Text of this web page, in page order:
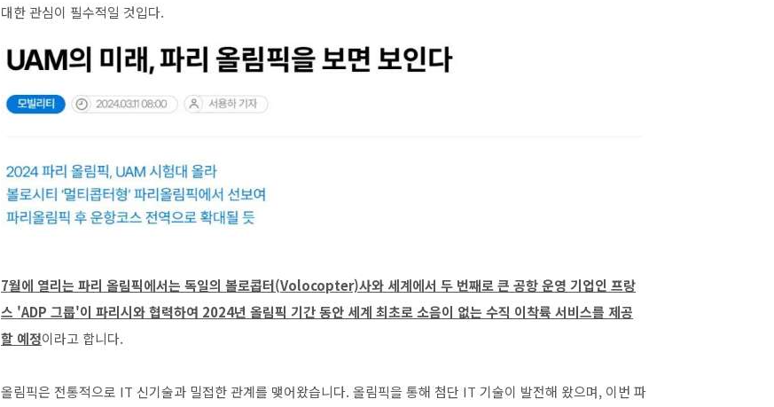
대한 관심이 필수적일 것입다.
7월에 열리는 파리 올림픽에서는 독일의 볼로콥터(Volocopter)사와 세계에서 두 번째로 큰 공항 운영 기업인 프랑
스 'ADP 그룹'이 파리시와 협력하여 2024년 올림픽 기간 동안 세계 최초로 소음이 없는 수직 이착륙 서비스를 제공
할 예정이라고 합니다.
올림픽은 전통적으로 IT 신기술과 밀접한 관계를 맺어왔습니다. 올림픽을 통해 첨단 IT 기술이 발전해 왔으며, 이번 파